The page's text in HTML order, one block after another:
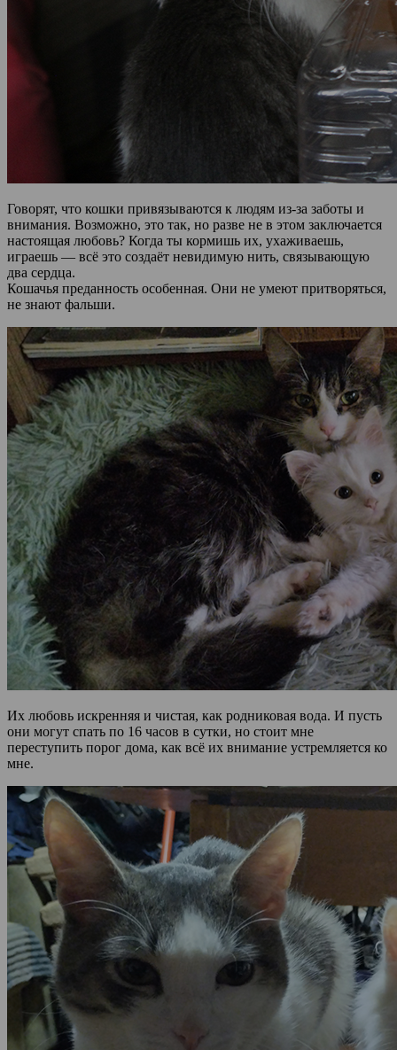
Говорят, что кошки привязываются к людям из-за заботы и
внимания. Возможно, это так, но разве не в этом заключается
настоящая любовь? Когда ты кормишь их, ухаживаешь,
играешь — всё это создаёт невидимую нить, связывающую
два сердца.
Кошачья преданность особенная. Они не умеют притворяться,
не знают фальши.
Их любовь искренняя и чистая, как родниковая вода. И пусть
они могут спать по 16 часов в сутки, но стоит мне
переступить порог дома, как всё их внимание устремляется ко
мне.